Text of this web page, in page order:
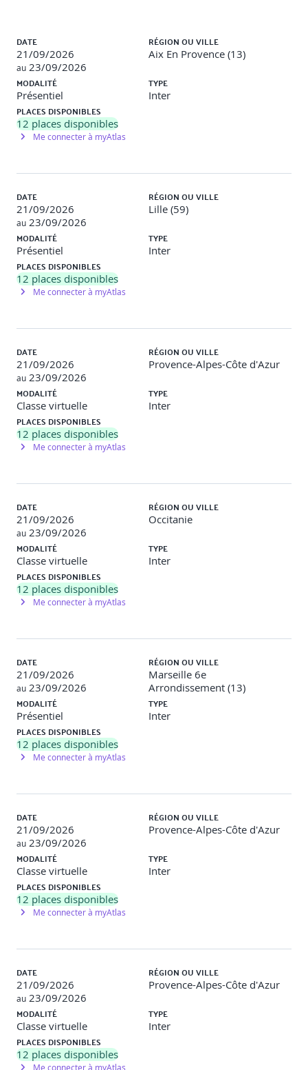
Écosystème d’outils pour construire un pipeline de
livraison continu
Compétence “Managing service performance”
7 - ETAT DE L'ART LES SUJETS SUIVANTS
La construction de tableau de bord de pilotage de la
performance d’un service
La pratique de mesure et rapport
Bonne pratiques et outils
Tableaux de bord équilibrés
Outils lean d’analyse de cause racine
Compétence “Enabling infrastructure innovation ”
8 - ETAT DE L'ART LES SUJETS SUIVANTS
Collaboration et ChatOps
Concept de FinOps pour gérer les coûts du cloud de
opérations informatiques
Les principes de DevSecOps, de résilience
9 - BONNES PRATIQUES ET EXEMPLES D'OUTILS
INNOVANTS
Conclusion
Résumé synthèse de acquis
Carte mentale des outils et techniques utiles
le contexte professionnel
LES PLUS DE LA FORMATION
Répartition théorie/pratique
Une formation pratique conçue pour approfondir les
compétences nécessaires pour fournir des offres de
services unifiées de services cloud & On-premise
évolutives et adaptés aux enjeux métiers des clients
DATE
21/09/2026
au 23/09/2026
RÉGION OU VILLE
Aix En Provence (13)
MODALITÉ
Présentiel
TYPE
Inter
PLACES DISPONIBLES
12 places disponibles
Me connecter à myAtlas
DATE
21/09/2026
au 23/09/2026
RÉGION OU VILLE
Lille (59)
MODALITÉ
Présentiel
TYPE
Inter
PLACES DISPONIBLES
12 places disponibles
Me connecter à myAtlas
DATE
21/09/2026
au 23/09/2026
RÉGION OU VILLE
Provence-Alpes-Côte d'Azur
MODALITÉ
Classe virtuelle
TYPE
Inter
PLACES DISPONIBLES
12 places disponibles
Me connecter à myAtlas
DATE
21/09/2026
au 23/09/2026
RÉGION OU VILLE
Occitanie
MODALITÉ
Classe virtuelle
TYPE
Inter
PLACES DISPONIBLES
12 places disponibles
Me connecter à myAtlas
DATE
21/09/2026
au 23/09/2026
RÉGION OU VILLE
Marseille 6e
Arrondissement (13)
MODALITÉ
Présentiel
TYPE
Inter
PLACES DISPONIBLES
12 places disponibles
Me connecter à myAtlas
DATE
21/09/2026
au 23/09/2026
RÉGION OU VILLE
Provence-Alpes-Côte d'Azur
MODALITÉ
Classe virtuelle
TYPE
Inter
PLACES DISPONIBLES
12 places disponibles
Me connecter à myAtlas
DATE
21/09/2026
au 23/09/2026
RÉGION OU VILLE
Provence-Alpes-Côte d'Azur
MODALITÉ
Classe virtuelle
TYPE
Inter
PLACES DISPONIBLES
12 places disponibles
Me connecter à myAtlas